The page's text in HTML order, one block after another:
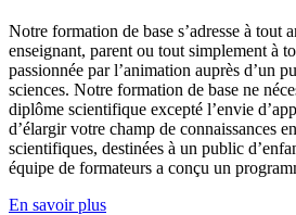
Notre formation de base s’adresse à tout
enseignant, parent ou tout simplement à
passionnée par l’animation auprès d’un
sciences. Notre formation de base ne
diplôme scientifique excepté l’envie
d’élargir votre champ de connaissances
scientifiques, destinées à un public
équipe de formateurs a conçu un
En savoir plus